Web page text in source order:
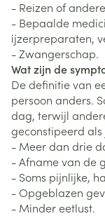
- Reizen of
- Bepaalde
ijzerpreparaten,
- Zwangerschap.
Wat zijn de
De definitie van
persoon anders.
dag, terwijl
geconstipeerd
- Meer dan drie
- Afname van de
- Soms pijnlijke,
- Opgeblazen
- Minder eetlust.